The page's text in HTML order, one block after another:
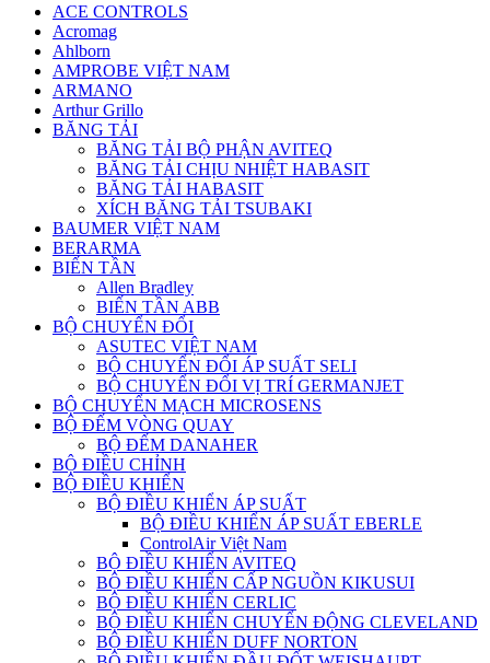
ACE CONTROLS
Acromag
Ahlborn
AMPROBE VIỆT NAM
ARMANO
Arthur Grillo
BĂNG TẢI
BĂNG TẢI BỘ PHẬN AVITEQ
BĂNG TẢI CHỊU NHIỆT HABASIT
BĂNG TẢI HABASIT
XÍCH BĂNG TẢI TSUBAKI
BAUMER VIỆT NAM
BERARMA
BIẾN TẦN
Allen Bradley
BIẾN TẦN ABB
BỘ CHUYỂN ĐỔI
ASUTEC VIỆT NAM
BỘ CHUYỂN ĐỔI ÁP SUẤT SELI
BỘ CHUYỂN ĐỔI VỊ TRÍ GERMANJET
BỘ CHUYỂN MẠCH MICROSENS
BỘ ĐẾM VÒNG QUAY
BỘ ĐẾM DANAHER
BỘ ĐIỀU CHỈNH
BỘ ĐIỀU KHIỂN
BỘ ĐIỀU KHIỂN ÁP SUẤT
BỘ ĐIỀU KHIỂN ÁP SUẤT EBERLE
ControlAir Việt Nam
BỘ ĐIỀU KHIỂN AVITEQ
BỘ ĐIỀU KHIỂN CẤP NGUỒN KIKUSUI
BỘ ĐIỀU KHIỂN CERLIC
BỘ ĐIỀU KHIỂN CHUYỂN ĐỘNG CLEVELAND
BỘ ĐIỀU KHIỂN DUFF NORTON